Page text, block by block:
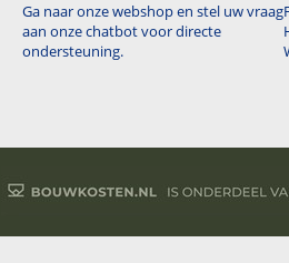
Ga naar onze webshop en stel uw vraag
aan onze chatbot voor directe
ondersteuning.